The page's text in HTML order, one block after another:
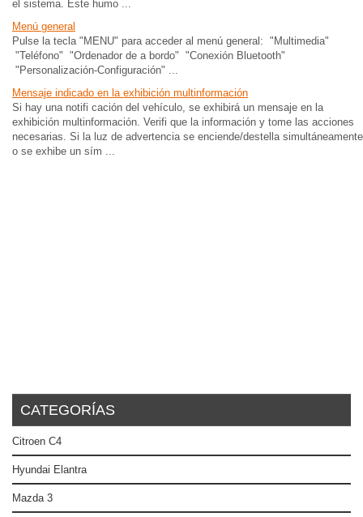
el sistema. Este humo ...
Menú general
Pulse la tecla "MENU" para acceder al menú general: "Multimedia"
"Teléfono" "Ordenador de a bordo" "Conexión Bluetooth"
"Personalización-Configuración" ...
Mensaje indicado en la exhibición multinformación
Si hay una notifi cación del vehículo, se exhibirá un mensaje en la
exhibición multinformación. Verifi que la información y tome las acciones
necesarias. Si la luz de advertencia se enciende/destella simultáneamente
o se exhibe un sím ...
CATEGORÍAS
Citroen C4
Hyundai Elantra
Mazda 3